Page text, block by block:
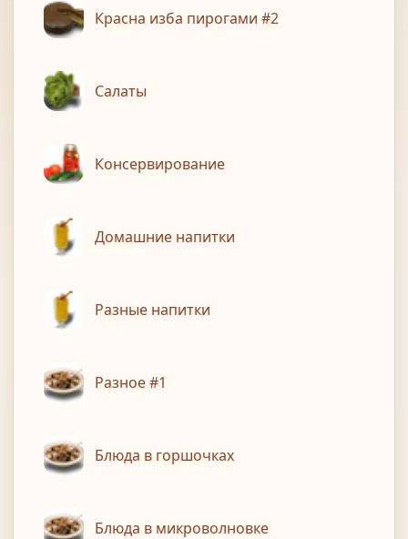
Красна изба пирогами #2
Салаты
Консервирование
Домашние напитки
Разные напитки
Разное #1
Блюда в горшочках
Блюда в микроволновке